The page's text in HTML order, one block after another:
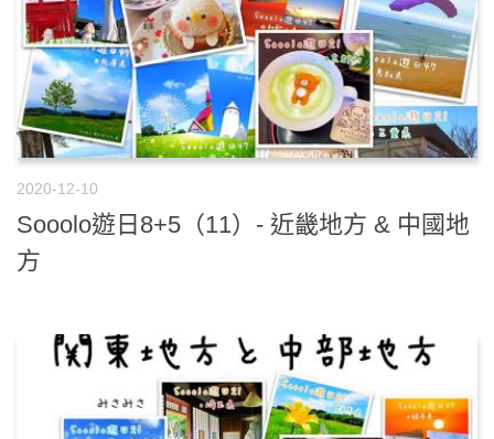
2020-12-10
Sooolo遊日8+5（11）- 近畿地方 & 中國地
方